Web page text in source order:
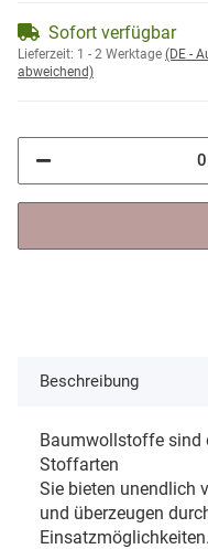
Sofort verfügbar
Lieferzeit: 1 - 2 Werktage (DE -
abweichend)
Beschreibung
Baumwollstoffe sind
Stoffarten
Sie bieten unendlich
und überzeugen
Einsatzmöglichkeiten.